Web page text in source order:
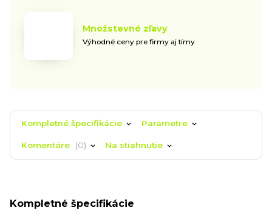
Množstevné zľavy
Výhodné ceny pre firmy aj tímy
Kompletné špecifikácie Parametre
Komentáre 0 Na stiahnutie
Kompletné špecifikácie